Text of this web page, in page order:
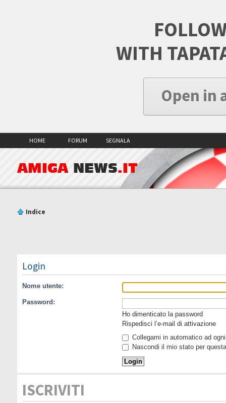
WITH
Open in
HOME FORUM SEGNALA
AMIGA NEWS.IT
Indice
Login
Nome utente:
Password:
Ho dimenticato la password
Rispedisci l’e-mail di attivazione
Collegami in automatico ad
Nascondi il mio stato per
ISCRIVITI